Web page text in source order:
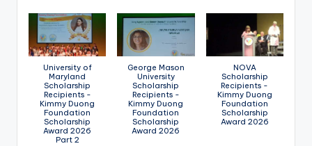
University of
Maryland
Scholarship
Recipients -
Kimmy Duong
Foundation
Scholarship
Award 2026
Part 2
George Mason
University
Scholarship
Recipients -
Kimmy Duong
Foundation
Scholarship
Award 2026
NOVA
Scholarship
Recipients -
Kimmy Duong
Foundation
Scholarship
Award 2026